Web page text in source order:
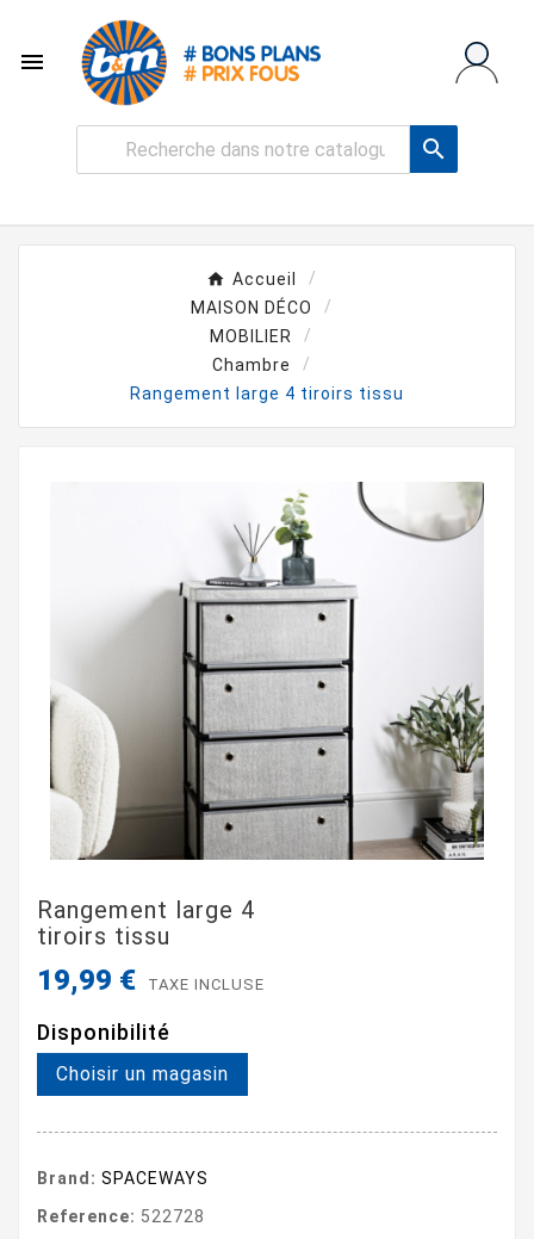


Accueil
MAISON DÉCO
MOBILIER
Chambre
Rangement large 4 tiroirs tissu
Rangement large 4
tiroirs tissu
19,99 € TAXE INCLUSE
Disponibilité
Choisir un magasin
Brand: SPACEWAYS
Reference: 522728